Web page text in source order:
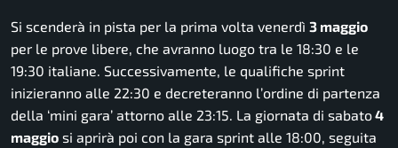
Si scenderà in pista per la prima volta venerdì 3 maggio
per le prove libere, che avranno luogo tra le 18:30 e le
19:30 italiane. Successivamente, le qualifiche sprint
inizieranno alle 22:30 e decreteranno l’ordine di partenza
della ‘mini gara’ attorno alle 23:15. La giornata di sabato4
maggio si aprirà poi con la gara sprint alle 18:00, seguita